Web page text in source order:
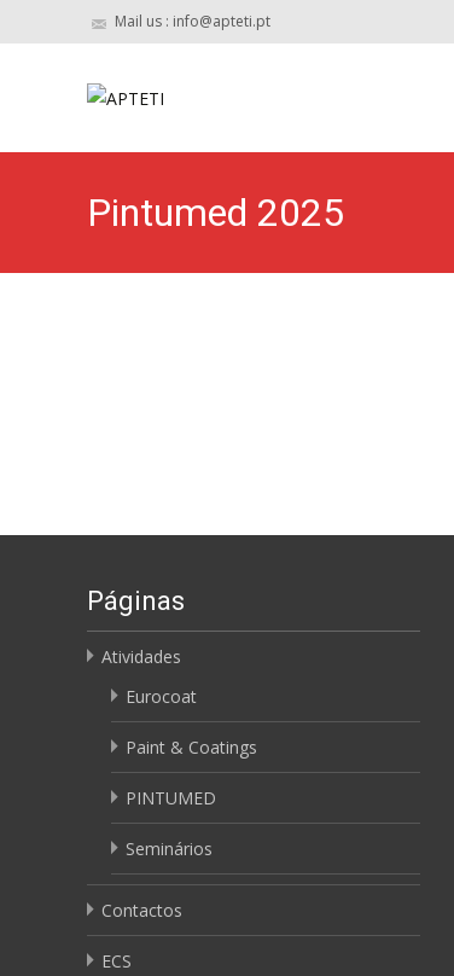
Mail us : info@apteti.pt
Pintumed 2025
Páginas
Atividades
Eurocoat
Paint & Coatings
PINTUMED
Seminários
Contactos
ECS